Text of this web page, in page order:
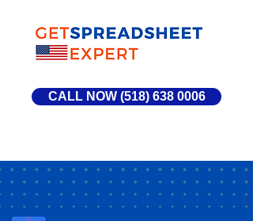
CALL NOW (518) 638 0006